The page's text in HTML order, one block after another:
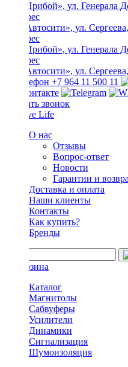
ТЦ «Прибой», ул. Генерала
ТЦ «Автосити», ул.
ТЦ «Прибой», ул. Генерала
ТЦ «Автосити», ул.
+7 964 11 500 11
Заказать звонок
О нас
Отзывы
Вопрос-ответ
Новости
Гарантии и
Доставка и оплата
Наши клиенты
Контакты
Как купить?
Бренды
Каталог
Магнитолы
Сабвуферы
Усилители
Динамики
Сигнализация
Шумоизоляция